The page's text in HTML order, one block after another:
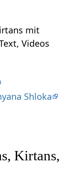
mit
Videos
Shloka
Kirtans,